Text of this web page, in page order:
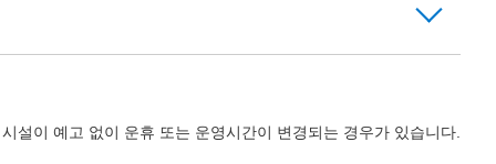
설이 예고 없이 운휴 또는 운영시간이 변경되는 경우가 있습니다.